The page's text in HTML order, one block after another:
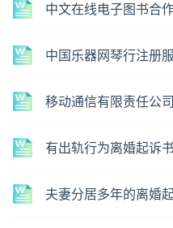
中文在线电子图书合
中国乐器网琴行注册
移动通信有限责任公
有出轨行为离婚起诉书
夫妻分居多年的离婚